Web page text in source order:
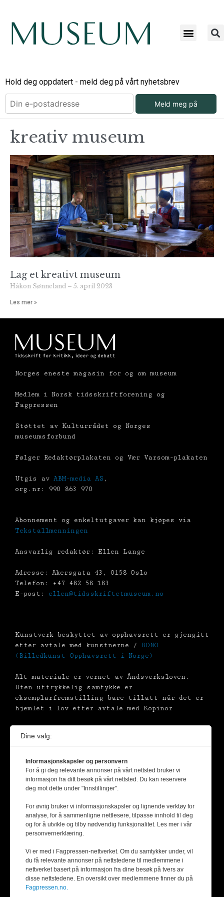
Hold deg oppdatert - meld deg på vårt nyhetsbrev
Meld meg på
kreativ museum
Lag et kreativt museum
Håkon Sønneland 5. april 2023
Les mer »
Norges eneste magasin for og om museum
Medlem i Norsk tidsskriftforening og
Fagpressen
Støttet av Kulturrådet og Norges
museumsforbund
Følger Redaktørplakaten og Vær Varsom-plakaten
Utgis av ABM-media AS ,
org.nr: 990 863 970
Abonnement og enkeltutgaver kan kjøpes via
Tekstallmenningen
Ansvarlig redaktør: Ellen Lange
Adresse: Akersgata 43, 0158 Oslo
Telefon: +47 482 58 183
E-post: ellen@tidsskriftetmuseum.no
Kunstverk beskyttet av opphavsrett er gjengitt
etter avtale med kunstnerne / BONO
(Billedkunst Opphavsrett i Norge)
Alt materiale er vernet av Åndsverksloven.
Uten uttrykkelig samtykke er
eksemplarfremstilling bare tillatt når det er
hjemlet i lov etter avtale med Kopinor
Dine valg:
Informasjonskapsler og personvern
For å gi deg relevante annonser på vårt nettsted bruker vi
informasjon fra ditt besøk på vårt nettsted. Du kan reservere
deg mot dette under "Innstillinger".
For øvrig bruker vi informasjonskapsler og lignende verktøy for
analyse, for å sammenligne nettlesere, tilpasse innhold til deg
og for å utvikle og tilby nødvendig funksjonalitet. Les mer i vår
personvernerklæring.
Vi er med i Fagpressen-nettverket. Om du samtykker under, vil
du få relevante annonser på nettstedene til medlemmene i
nettverket basert på informasjon fra dine besøk på tvers av
disse nettstedene. En oversikt over medlemmene finner du på
Fagpressen.no.